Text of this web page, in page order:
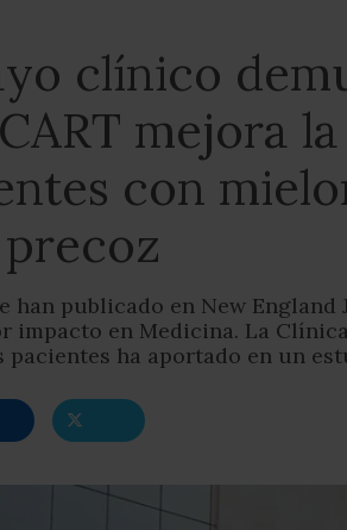
clínico
mejora
con
han publicado en New
impacto en Medicina. La
pacientes ha aportado en un